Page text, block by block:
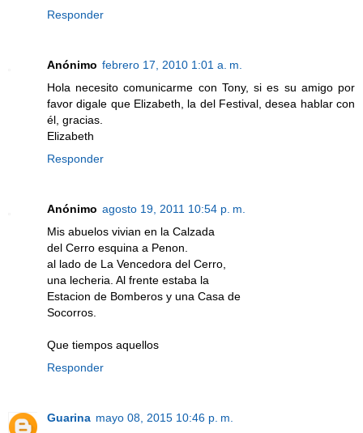
Responder
Anónimo febrero 17, 2010 1:01 a. m.
Hola necesito comunicarme con Tony, si es su amigo por
favor digale que Elizabeth, la del Festival, desea hablar con
él, gracias.
Elizabeth
Responder
Anónimo agosto 19, 2011 10:54 p. m.
Mis abuelos vivian en la Calzada
del Cerro esquina a Penon.
al lado de La Vencedora del Cerro,
una lecheria. Al frente estaba la
Estacion de Bomberos y una Casa de
Socorros.
Que tiempos aquellos
Responder
Guarina mayo 08, 2015 10:46 p. m.